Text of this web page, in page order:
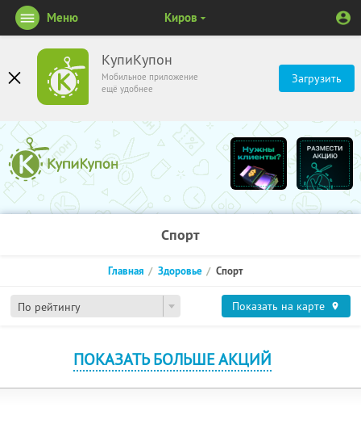
КупиКупон
Мобильное приложение
ещё удобнее
Загрузить
Меню Киров
Спорт
По рейтингу
Главная Здоровье Спорт
Показать на карте
ПОКАЗАТЬ БОЛЬШЕ АКЦИЙ